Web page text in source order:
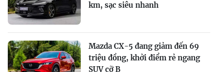
km, sạc siêu nhanh
Mazda CX-5 đang giảm đến 69
triệu đồng, khởi điểm rẻ ngang
SUV cỡ B